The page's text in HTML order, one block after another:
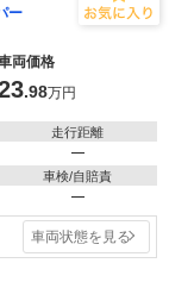
ー
両価格
.98万円
走行距離
―
車検/自賠責
―
車両状態を見る